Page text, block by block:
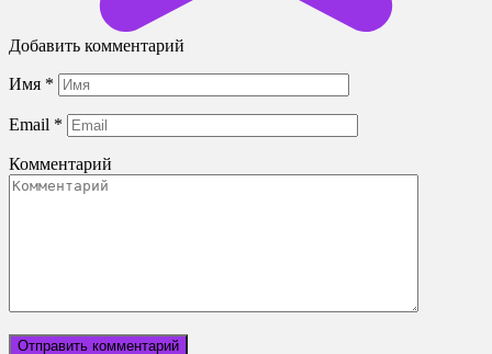
Добавить комментарий
Имя *
Email *
Комментарий